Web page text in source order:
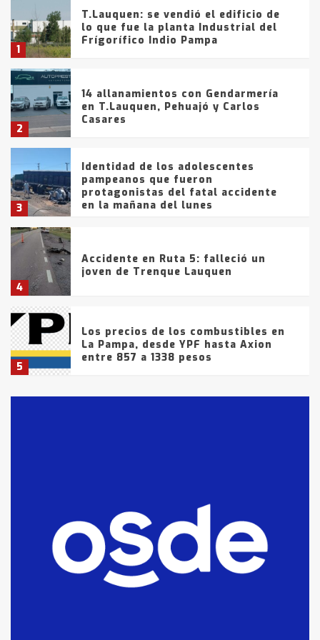
1
T.Lauquen: se vendió el edificio de
lo que fue la planta Industrial del
Frígorífico Indio Pampa
2
14 allanamientos con Gendarmería
en T.Lauquen, Pehuajó y Carlos
Casares
3
Identidad de los adolescentes
pampeanos que fueron
protagonistas del fatal accidente
en la mañana del lunes
4
Accidente en Ruta 5: falleció un
joven de Trenque Lauquen
5
Los precios de los combustibles en
La Pampa, desde YPF hasta Axion
entre 857 a 1338 pesos
fueron detenidos por
comercialización de drogas en la
tarde del sábado
T.Lauquen: se vendió el edificio de
lo que fue la planta Industrial del